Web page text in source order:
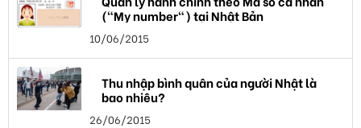
("My number") tại Nhật Bản
10/06/2015
Thu nhập bình quân của người Nhật là
bao nhiêu?
26/06/2015